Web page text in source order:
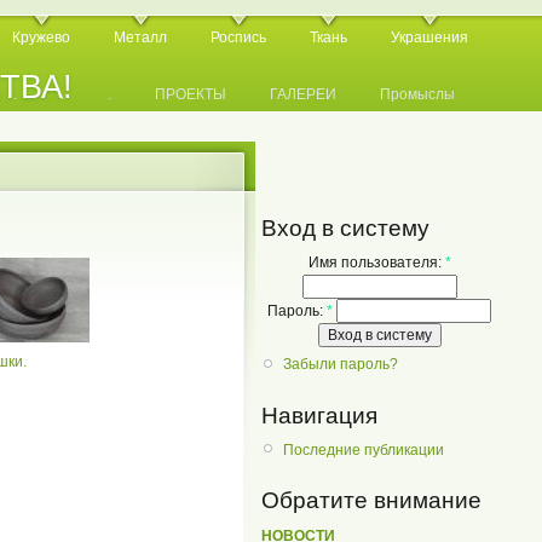
Кружево Металл Роспись Ткань Украшения
. . . ПРОЕКТЫ ГАЛЕРЕИ Промыслы
Вход в систему
Имя пользователя: *
Пароль: *
Забыли пароль?
Навигация
Последние публикации
Обратите внимание
НОВОСТИ